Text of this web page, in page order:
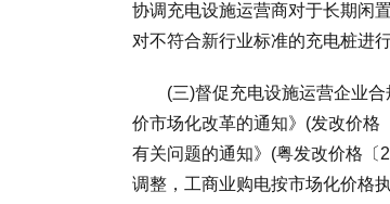
协调充电设施运营商对于长期闲
对不符合新行业标准的充电桩进
(三)督促充电设施运营企业合
价市场化改革的通知》(发改价格
有关问题的通知》(粤发改价格〔
调整，工商业购电按市场化价格